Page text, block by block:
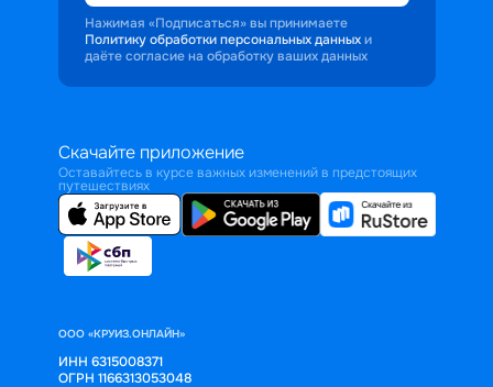
Нажимая «Подписаться» вы принимаете
Политику обработки персональных данных и
даёте согласие на обработку ваших данных
Скачайте приложение
Оставайтесь в курсе важных изменений в предстоящих
путешествиях
ООО «КРУИЗ.ОНЛАЙН»
ИНН 6315008371
ОГРН 1166313053048